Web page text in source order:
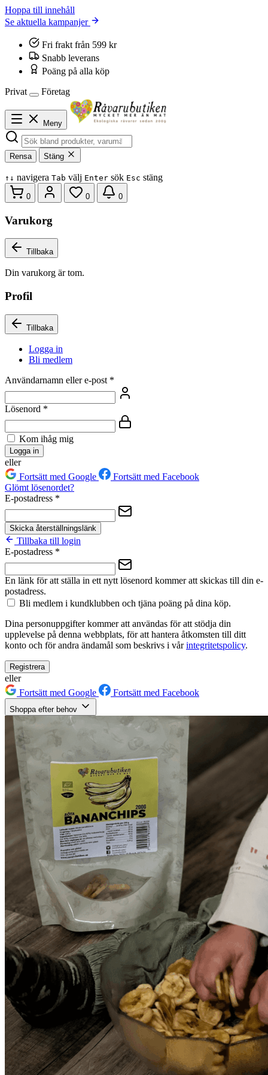
Hoppa till innehåll
Se aktuella kampanjer
Fri frakt från 599 kr
Snabb leverans
Poäng på alla köp
Privat
Företag
Meny
Rensa Stäng
↑ ↓ navigera Tab välj Enter sök Esc stäng
0 0 0
Varukorg
Tillbaka
Din varukorg är tom.
Profil
Tillbaka
Logga in
Bli medlem
Användarnamn eller e-post *
Lösenord *
Kom ihåg mig
Logga in
eller
Fortsätt med Google
Fortsätt med Facebook
Glömt lösenordet?
E-postadress *
Skicka återställningslänk
Tillbaka till login
E-postadress *
En länk för att ställa in ett nytt lösenord kommer att skickas till din e-
postadress.
Bli medlem i kundklubben och tjäna poäng på dina köp.
Dina personuppgifter kommer att användas för att stödja din
upplevelse på denna webbplats, för att hantera åtkomsten till ditt
konto och för andra ändamål som beskrivs i vårintegritetspolicy.
Registrera
eller
Fortsätt med Google
Fortsätt med Facebook
Shoppa efter behov